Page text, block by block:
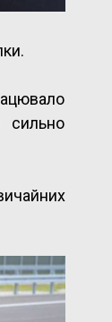
сильно